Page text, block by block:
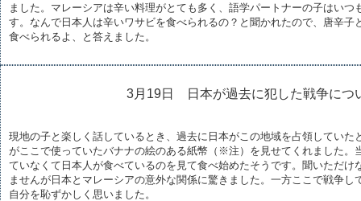
ました。マレーシアは辛い料理がとても多く、語学パートナーの子はいつ
す。なんで日本人は辛いワサビを食べられるの？と聞かれたので、唐辛子
食べられるよ、と答えました。
3月19日 日本が過去に犯した戦争につ
現地の子と楽しく話しているとき、過去に日本がこの地域を占領していた
がここで使っていたバナナの絵のある紙幣（※注）を見せてくれました。
ていなくて日本人が食べているのを見て食べ始めたそうです。聞いただけ
ませんが日本とマレーシアの意外な関係に驚きました。一方ここで戦争し
自分を恥ずかしく思いました。